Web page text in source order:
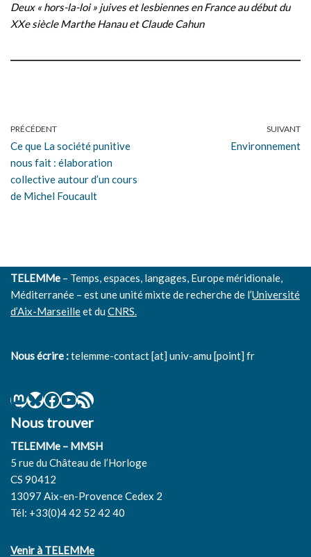
Deux « hors-la-loi » juives et lesbiennes en France au début du
XXe siècle Marthe Hanau et Claude Cahun
PRÉCÉDENT
Ce que La société punitive
nous fait : élaboration
collective autour d’un cours
de Michel Foucault
SUIVANT
Environnement
TELEMMe – Temps, espaces, langages, Europe méridionale,
Méditerranée – est une unité mixte de recherche de l’Université
d’Aix-Marseilleet duCNRS.
Nous écrire :telemme-contact [at] univ-amu [point] fr
Nous trouver
TELEMMe – MMSH
5 rue du Château de l’Horloge
CS 90412
13097 Aix-en-Provence Cedex 2
Tél: +33(0)4 42 52 42 40
Venir à TELEMMe